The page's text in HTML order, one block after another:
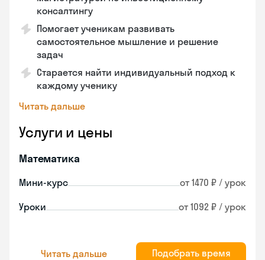
консалтингу
Помогает ученикам развивать
самостоятельное мышление и решение
задач
Старается найти индивидуальный подход к
каждому ученику
Читать дальше
Услуги и цены
Математика
Мини-курс от 1470 ₽ / урок
Уроки от 1092 ₽ / урок
Читать дальше Подобрать время